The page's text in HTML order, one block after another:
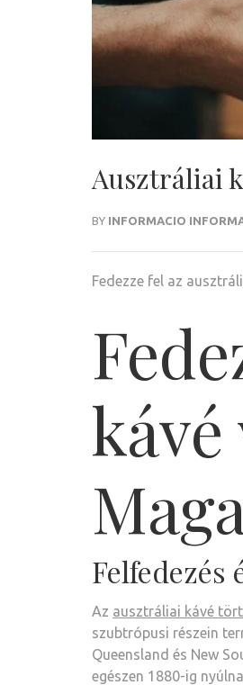
Ausztráliai
BY INFORMACIO
Fedezze fel az
Felfedezés
Az ausztráliai kávé
szubtrópusi részein
Queensland és New
egészen 1880-ig